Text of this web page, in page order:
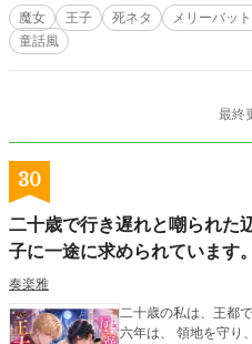
魔女 王子 死ネタ メリーバッ
童話風
最終
30
二十歳で行き遅れと嘲られた
子に一途に求められています。
奏楽雅
二十歳の私は、王都で“行
六年は、 領地を守り